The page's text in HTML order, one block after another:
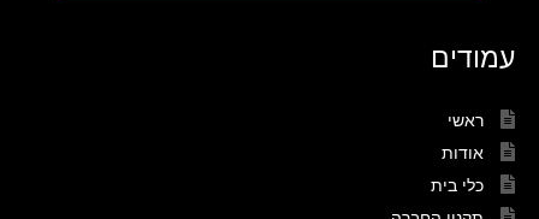
עמודים
ראשי
אודות
כלי בית